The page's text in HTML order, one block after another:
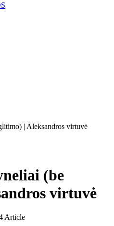
| Aleksandros virtuvė
(be
virtuvė
Article